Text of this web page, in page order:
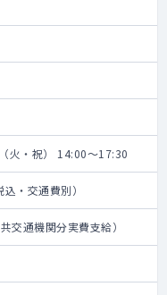
火・祝） 14:00～17:30
・交通費別）
交通機関分実費支給）